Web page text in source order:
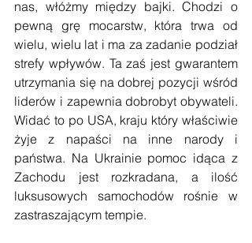
nas, włóżmy między bajki. Chodzi o
pewną grę mocarstw, która trwa od
wielu, wielu lat i ma za zadanie podział
strefy wpływów. Ta zaś jest gwarantem
utrzymania się na dobrej pozycji wśród
liderów i zapewnia dobrobyt obywateli.
Widać to po USA, kraju który właściwie
żyje z napaści na inne narody i
państwa. Na Ukrainie pomoc idąca z
Zachodu jest rozkradana, a ilość
luksusowych samochodów rośnie w
zastraszającym tempie.